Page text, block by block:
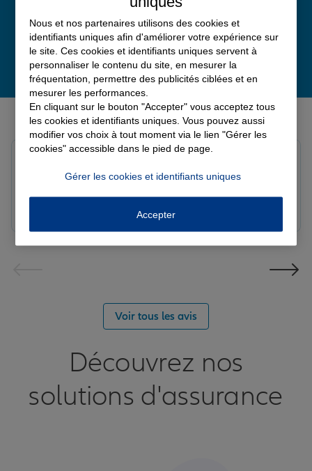
Derniers avis de nos agences Allianz
Le 09/08/2026 - Agence LANGRES-SAINT GEOSMES
Très bonne agence. Notre conseillère Laura est
réactive et professionnelle.
Voir tous les avis
Découvrez nos
solutions d'assurance
Nous et nos partenaires utilisons des cookies et
identifiants uniques afin d'améliorer votre expérience sur
le site. Ces cookies et identifiants uniques servent à
personnaliser le contenu du site, en mesurer la
fréquentation, permettre des publicités ciblées et en
mesurer les performances.
En cliquant sur le bouton "Accepter" vous acceptez tous
les cookies et identifiants uniques. Vous pouvez aussi
modifier vos choix à tout moment via le lien "Gérer les
cookies" accessible dans le pied de page.
Gérer les cookies et identifiants uniques
Accepter